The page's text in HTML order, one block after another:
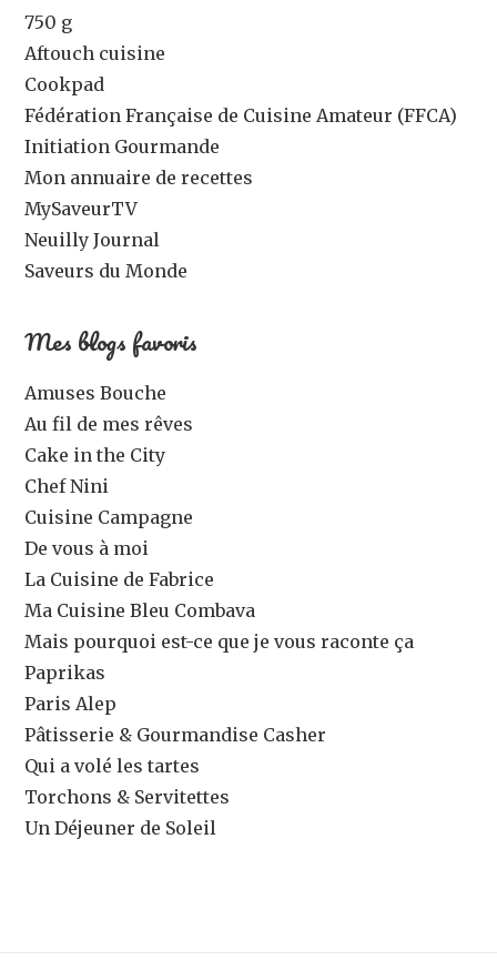
750 g
Aftouch cuisine
Cookpad
Fédération Française de Cuisine Amateur (FFCA)
Initiation Gourmande
Mon annuaire de recettes
MySaveurTV
Neuilly Journal
Saveurs du Monde
Mes blogs favoris
Amuses Bouche
Au fil de mes rêves
Cake in the City
Chef Nini
Cuisine Campagne
De vous à moi
La Cuisine de Fabrice
Ma Cuisine Bleu Combava
Mais pourquoi est-ce que je vous raconte ça
Paprikas
Paris Alep
Pâtisserie & Gourmandise Casher
Qui a volé les tartes
Torchons & Servitettes
Un Déjeuner de Soleil